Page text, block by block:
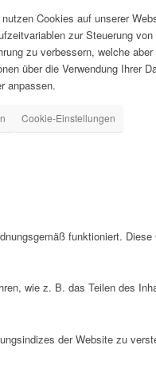
Cookies auf unserer
zur Steuerung
zu verbessern, welche
über die Verwendung Ihrer
anpassen.
Cookie-Einstellungen
funktioniert.
wie z. B. das Teilen des
der Website zu